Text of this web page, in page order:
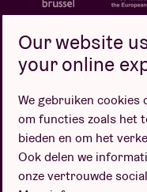
Privacybeleid
Our website
your online
We gebruiken
om functies zoals het
bieden en om het
Ook delen we
onze vertrouwde